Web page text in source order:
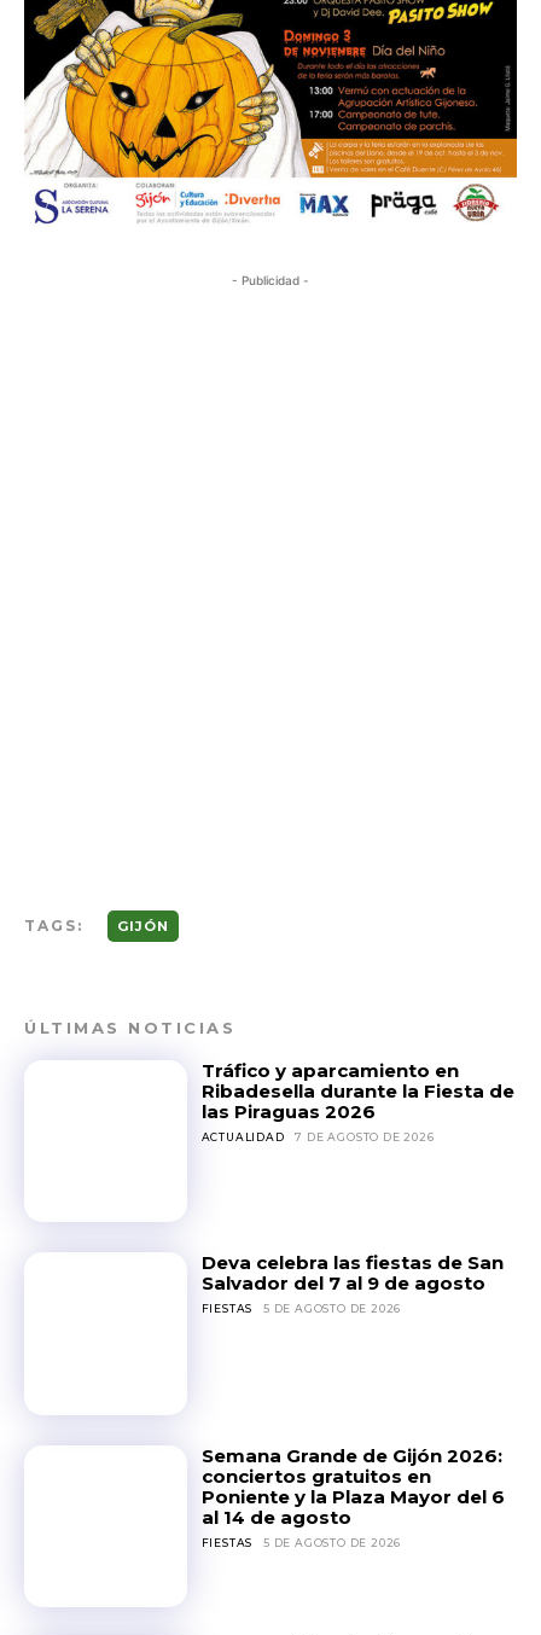
- Publicidad -
TAGS: GIJÓN
ÚLTIMAS NOTICIAS
Tráfico y aparcamiento en
Ribadesella durante la Fiesta de
las Piraguas 2026
ACTUALIDAD 7 DE AGOSTO DE 2026
Deva celebra las fiestas de San
Salvador del 7 al 9 de agosto
FIESTAS 5 DE AGOSTO DE 2026
Semana Grande de Gijón 2026:
conciertos gratuitos en
Poniente y la Plaza Mayor del 6
al 14 de agosto
FIESTAS 5 DE AGOSTO DE 2026